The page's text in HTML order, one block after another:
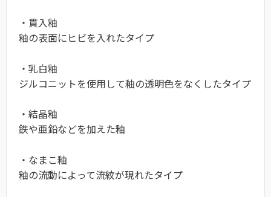
・貫入釉
釉の表面にヒビを入れたタイプ
・乳白釉
ジルコニットを使用して釉の透明色をなくしたタイプ
・結晶釉
鉄や亜鉛などを加えた釉
・なまこ釉
釉の流動によって流紋が現れたタイプ